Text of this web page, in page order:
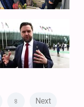
৪ Next